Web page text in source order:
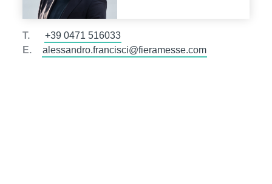
T.
+39 0471 516033
E.
alessandro.francisci@fieramesse.com